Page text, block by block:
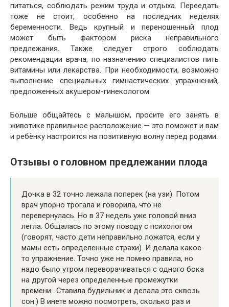
питаться, соблюдать режим труда и отдыха. Переедать
тоже не стоит, особенно на последних неделях
беременности. Ведь крупный и переношенный плод
может быть фактором риска неправильного
предлежания. Также следует строго соблюдать
рекомендации врача, по назначению специалистов пить
витамины или лекарства. При необходимости, возможно
выполнение специальных гимнастических упражнений,
предложенных акушером-гинекологом.
Больше общайтесь с малышом, просите его занять в
животике правильное расположение — это поможет и вам
и ребёнку настроится на позитивную волну перед родами.
Отзывы о головном предлежании плода
Дочка в 32 точно лежала поперек (на узи). Потом
врач упорно трогала и говорила, что не
перевернулась. Но в 37 недель уже головой вниз
легла. Общалась по этому поводу с психологом
(говорят, часто дети неправильно ложатся, если у
мамы есть определенные страхи). И делала какое-
то упражнение. Точно уже не помню правила, но
надо было утром переворачиваться с одного бока
на другой через определенные промежутки
времени.. Ставила будильник и делала это сквозь
сон:) В инете можно посмотреть, сколько раз и